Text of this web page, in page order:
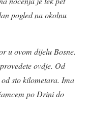
pogled na okolnu
u ovom dijelu Bosne.
ovdje. Od
sto kilometara. Ima
po Drini do